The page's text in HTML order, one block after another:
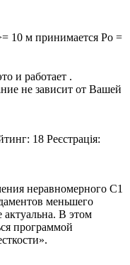
10 м принимается Ро =
и работает .
не зависит от Вашей
18 Реєстрація:
неравномерного С1
меньшего
актуальна. В этом
программой